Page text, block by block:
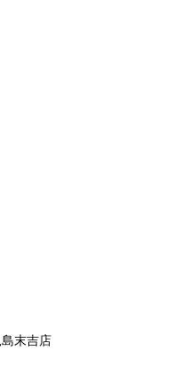
末吉店